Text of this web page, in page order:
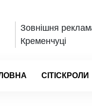
Зовнішня
Кременчуці
СІТІСКРОЛИ